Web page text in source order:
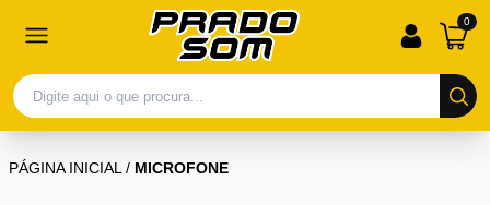
0
PÁGINA INICIAL/ MICROFONE